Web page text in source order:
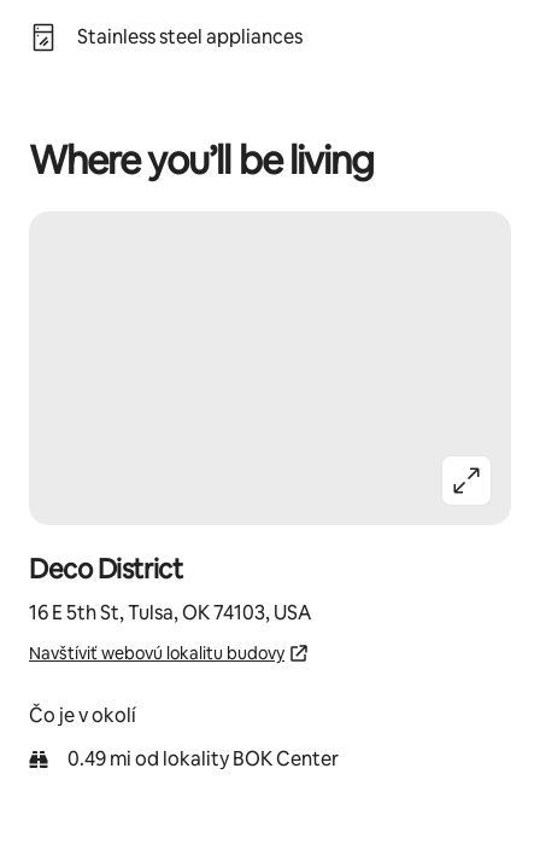
Stainless steel appliances
Where you’ll be living
Deco District
16 E 5th St, Tulsa, OK 74103, USA
Navštíviť webovú lokalitu budovy
Čo je v okolí
0.49 mi od lokality BOK Center